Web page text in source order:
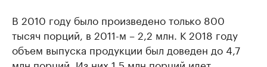
В 2010 году было произведено только 800
тысяч порций, в 2011-м – 2,2 млн. К 2018 году
объем выпуска продукции был доведен до 4,7